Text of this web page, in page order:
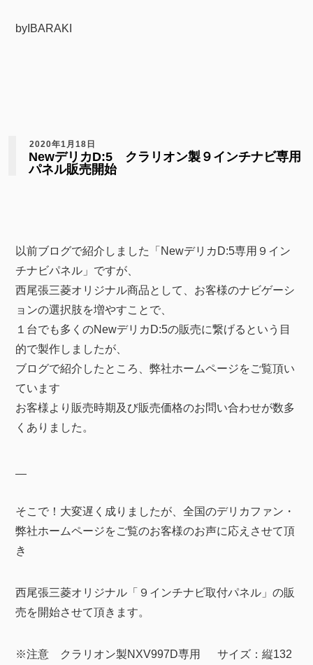
byIBARAKI
2020年1月18日
NewデリカD:5 クラリオン製９インチナビ専用
パネル販売開始
以前ブログで紹介しました「NewデリカD:5専用９イン
チナビパネル」ですが、
西尾張三菱オリジナル商品として、お客様のナビゲーシ
ョンの選択肢を増やすことで、
１台でも多くのNewデリカD:5の販売に繋げるという目
的で製作しましたが、
ブログで紹介したところ、弊社ホームページをご覧頂い
ています
お客様より販売時期及び販売価格のお問い合わせが数多
くありました。
そこで！大変遅く成りましたが、全国のデリカファン・
弊社ホームページをご覧のお客様のお声に応えさせて頂
き
西尾張三菱オリジナル「９インチナビ取付パネル」の販
売を開始させて頂きます。
※注意 クラリオン製NXV997D専用 サイズ：縦132